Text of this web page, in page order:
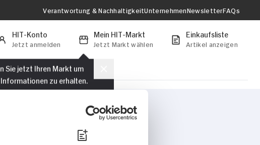
Verantwortung & NachhaltigkeitUnternehmenNewsletterFAQs
HIT-Konto
Jetzt anmelden
Mein HIT-Markt
Jetzt Markt wählen
Sie jetzt Ihren Markt um
zu erhalten.
Markt auswählen
Einkaufsliste
Artikel anzeigen